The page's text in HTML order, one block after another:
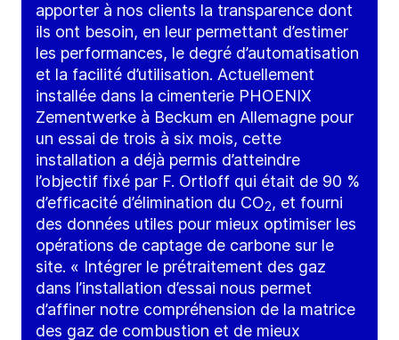
apporter à nos clients la transparence dont
ils ont besoin, en leur permettant d’estimer
les performances, le degré d’automatisation
et la facilité d’utilisation. Actuellement
installée dans la cimenterie PHOENIX
Zementwerke à Beckum en Allemagne pour
un essai de trois à six mois, cette
installation a déjà permis d’atteindre
l’objectif fixé par F. Ortloff qui était de 90 %
d’efficacité d’élimination du CO2, et fourni
des données utiles pour mieux optimiser les
opérations de captage de carbone sur le
site. « Intégrer le prétraitement des gaz
dans l’installation d’essai nous permet
d’affiner notre compréhension de la matrice
des gaz de combustion et de mieux